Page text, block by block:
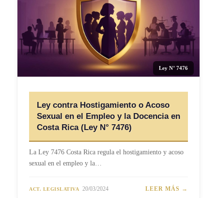
Ley N° 7476
Ley contra Hostigamiento o Acoso
Sexual en el Empleo y la Docencia en
Costa Rica (Ley N° 7476)
La Ley 7476 Costa Rica regula el hostigamiento y acoso
sexual en el empleo y la…
ACT. LEGISLATIVA 20/03/2024 LEER MÁS →